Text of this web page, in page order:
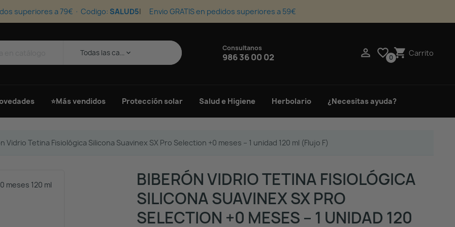
superiores a 79€ · Codigo: SALUD5 Envio GRATIS en pedidos superiores a 59€
Todas las ca... keyboard_arrow_down support_agent
Consultanos
986 36 00 02  favorite_border0shopping_cart Carrito
⭐Más vendidos Protección solar Salud e Higiene Herbolario ¿Necesitas ayuda?
Vidrio Tetina Fisiológica Silicona Suavinex SX Pro Selection +0 meses – 1 unidad 120 ml (Flujo F)
BIBERÓN VIDRIO TETINA FISIOLÓGICA
SILICONA SUAVINEX SX PRO
SELECTION +0 MESES – 1 UNIDAD 120